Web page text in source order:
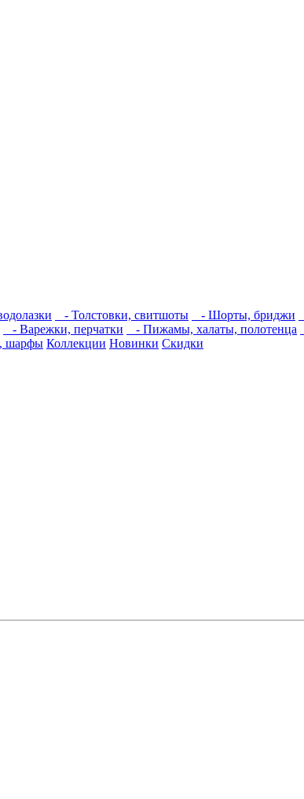
- Толстовки, свитшоты - Шорты, бриджи
- Варежки, перчатки - Пижамы, халаты, полотенца
шарфы Коллекции Новинки Скидки